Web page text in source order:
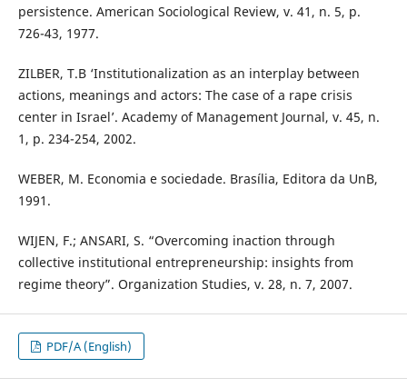
persistence. American Sociological Review, v. 41, n. 5, p.
726-43, 1977.
ZILBER, T.B ‘Institutionalization as an interplay between
actions, meanings and actors: The case of a rape crisis
center in Israel’. Academy of Management Journal, v. 45, n.
1, p. 234-254, 2002.
WEBER, M. Economia e sociedade. Brasília, Editora da UnB,
1991.
WIJEN, F.; ANSARI, S. “Overcoming inaction through
collective institutional entrepreneurship: insights from
regime theory”. Organization Studies, v. 28, n. 7, 2007.
PDF/A (English)